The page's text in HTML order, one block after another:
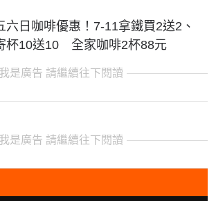
六日咖啡優惠！7-11拿鐵買2送2、
杯10送10 全家咖啡2杯88元
我是廣告 請繼續往下閱讀
我是廣告 請繼續往下閱讀